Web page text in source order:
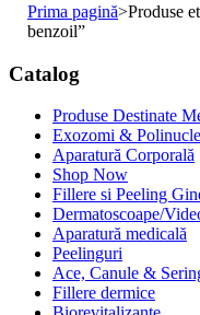
Prima pagină>Produse
benzoil”
Catalog
Produse Destinate
Exozomi &
Aparatură Corporală
Shop Now
Fillere si Peeling
Dermatoscoape/
Aparatură medicală
Peelinguri
Ace, Canule &
Fillere dermice